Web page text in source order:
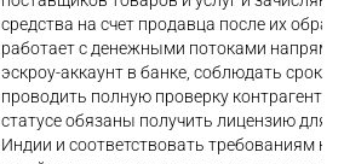
средства на счет продавца после их
работает с денежными потоками
эскроу-аккаунт в банке, соблюдать сроки
проводить полную проверку
статусе обязаны получить лицензию для
Индии и соответствовать требованиям к